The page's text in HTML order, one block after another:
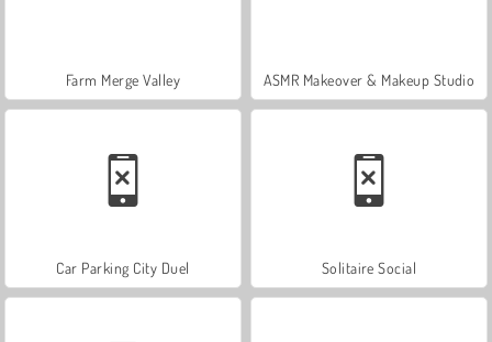
Farm Merge Valley ASMR Makeover & Makeup Studio
Car Parking City Duel Solitaire Social